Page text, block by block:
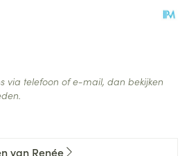
via telefoon of e-mail, dan bekijken
van Renée